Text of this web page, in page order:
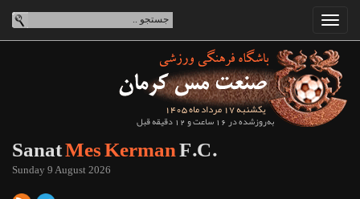
یکشنبه 17 مرداد ماه 1405
به‌روزشده در 16 ساعت و 12 دقیقه قبل
SanatMes KermanF.C.
Sunday 9 August 2026